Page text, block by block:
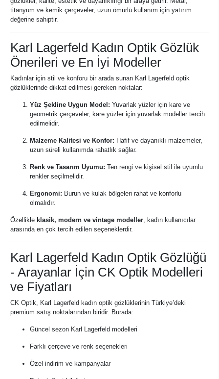
titanyum ve kemik çerçeveler, uzun ömürlü kullanım için yatırım
değerine sahiptir.
Karl Lagerfeld Kadın Optik Gözlük
Önerileri ve En İyi Modeller
Kadınlar için stil ve konforu bir arada sunan Karl Lagerfeld optik
gözlüklerinde dikkat edilmesi gereken noktalar:
Yüz Şekline Uygun Model: Yuvarlak yüzler için kare ve
geometrik çerçeveler, kare yüzler için yuvarlak modeller tercih
edilmelidir.
Malzeme Kalitesi ve Konfor: Hafif ve dayanıklı malzemeler,
uzun süreli kullanımda rahatlık sağlar.
Renk ve Tasarım Uyumu: Ten rengi ve kişisel stil ile uyumlu
renkler seçilmelidir.
Ergonomi: Burun ve kulak bölgeleri rahat ve konforlu
olmalıdır.
Özellikle klasik, modern ve vintage modeller, kadın kullanıcılar
arasında en çok tercih edilen seçeneklerdir.
Karl Lagerfeld Kadın Optik Gözlüğü
- Arayanlar İçin CK Optik Modelleri
ve Fiyatları
CK Optik, Karl Lagerfeld kadın optik gözlüklerinin Türkiye’deki
premium satış noktalarından biridir. Burada:
Güncel sezon Karl Lagerfeld modelleri
Farklı çerçeve ve renk seçenekleri
Özel indirim ve kampanyalar